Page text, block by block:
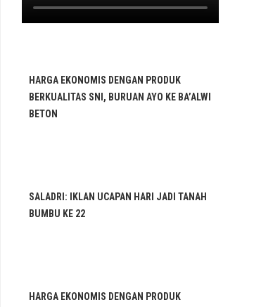
HARGA EKONOMIS DENGAN PRODUK
BERKUALITAS SNI, BURUAN AYO KE BA’ALWI
BETON
SALADRI: IKLAN UCAPAN HARI JADI TANAH
BUMBU KE 22
HARGA EKONOMIS DENGAN PRODUK